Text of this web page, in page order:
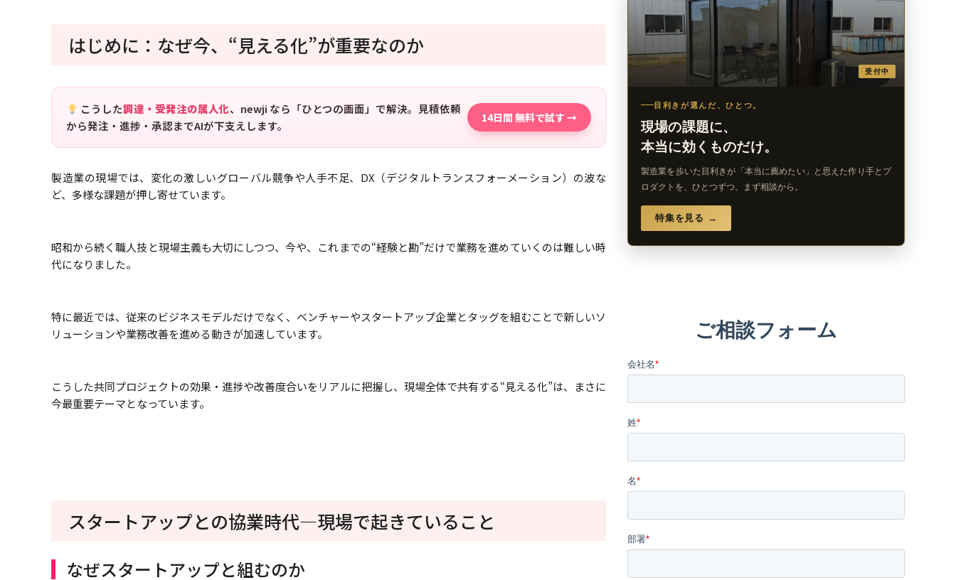
はじめに：なぜ今、“見える化”が重要なのか
こうした調達・受発注の属人化、newji なら「ひとつの画面」で解決。見積依頼
から発注・進捗・承認までAIが下支えします。
14日間 無料で試す →
製造業の現場では、変化の激しいグローバル競争や人手不足、DX（デジタルトランスフォーメーション）の波な
ど、多様な課題が押し寄せています。
昭和から続く職人技と現場主義も大切にしつつ、今や、これまでの“経験と勘”だけで業務を進めていくのは難しい時
代になりました。
特に最近では、従来のビジネスモデルだけでなく、ベンチャーやスタートアップ企業とタッグを組むことで新しいソ
リューションや業務改善を進める動きが加速しています。
こうした共同プロジェクトの効果・進捗や改善度合いをリアルに把握し、現場全体で共有する“見える化”は、まさに
今最重要テーマとなっています。
スタートアップとの協業時代―現場で起きていること
なぜスタートアップと組むのか
受付中
目利きが選んだ、ひとつ。
現場の課題に、
本当に効くものだけ。
製造業を歩いた目利きが「本当に薦めたい」と思えた作り手とプ
ロダクトを、ひとつずつ。まず相談から。
特集を見る →